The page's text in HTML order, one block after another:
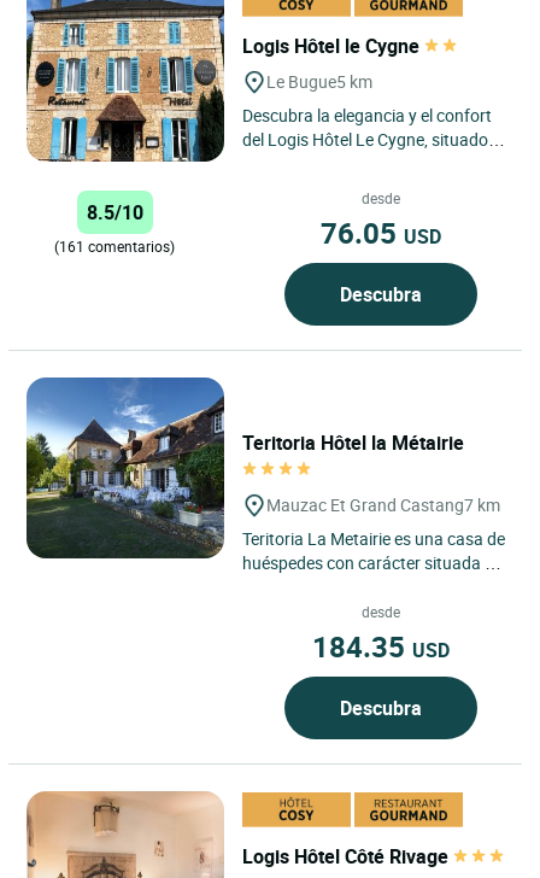
Logis Hôtel le Cygne
Le Bugue5 km
Descubra la elegancia y el confort
del Logis Hôtel Le Cygne, situado
en el corazón del...
8.5/10
(161 comentarios)
desde
76.05 USD
Descubra
Teritoria Hôtel la Métairie
Mauzac Et Grand Castang7 km
Teritoria La Metairie es una casa de
huéspedes con carácter situada en
corazón del Périgord,...
desde
184.35 USD
Descubra
Logis Hôtel Côté Rivage